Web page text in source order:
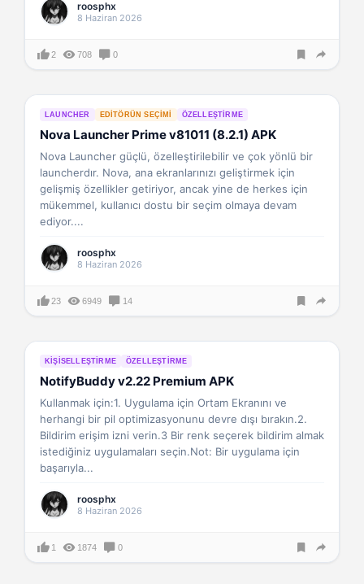
roosphx
8 Haziran 2026
2 708 0
LAUNCHER EDITÖRÜN SEÇIMI ÖZELLEŞTIRME
Nova Launcher Prime v81011 (8.2.1) APK
Nova Launcher güçlü, özelleştirilebilir ve çok yönlü bir
launcherdır. Nova, ana ekranlarınızı geliştirmek için
gelişmiş özellikler getiriyor, ancak yine de herkes için
mükemmel, kullanıcı dostu bir seçim olmaya devam
ediyor....
roosphx
8 Haziran 2026
23 6949 14
KIŞISELLEŞTIRME ÖZELLEŞTIRME
NotifyBuddy v2.22 Premium APK
Kullanmak için:1. Uygulama için Ortam Ekranını ve
herhangi bir pil optimizasyonunu devre dışı bırakın.2.
Bildirim erişim izni verin.3 Bir renk seçerek bildirim almak
istediğiniz uygulamaları seçin.Not: Bir uygulama için
başarıyla...
roosphx
8 Haziran 2026
1 1874 0